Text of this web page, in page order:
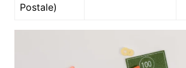
Postale)